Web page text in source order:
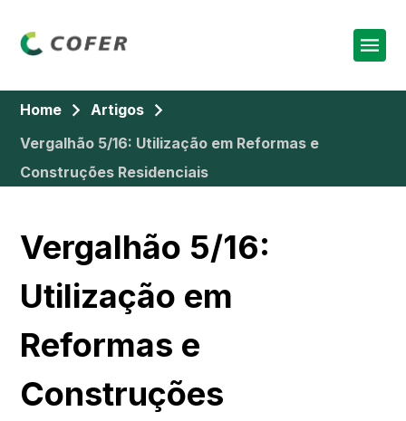
Home
Artigos
Vergalhão 5/16: Utilização em Reformas e
Construções Residenciais
Vergalhão 5/16:
Utilização em
Reformas e
Construções